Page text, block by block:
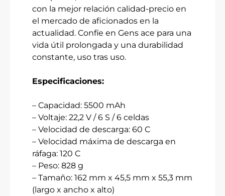
con la mejor relación calidad-precio en
el mercado de aficionados en la
actualidad. Confíe en Gens ace para una
vida útil prolongada y una durabilidad
constante, uso tras uso.
Especificaciones:
– Capacidad: 5500 mAh
– Voltaje: 22,2 V / 6 S / 6 celdas
– Velocidad de descarga: 60 C
– Velocidad máxima de descarga en
ráfaga: 120 C
– Peso: 828 g
– Tamaño: 162 mm x 45,5 mm x 55,3 mm
(largo x ancho x alto)